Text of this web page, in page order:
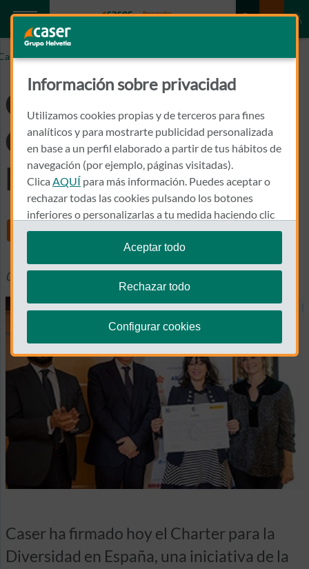
Caser se adhiere al Charter de la Diversidad
Caser se adhiere al
Charter de la
Diversidad
Share
04 abril 2019
Caser ha firmado hoy el Charter para la
Diversidad en España, una iniciativa de la
Información sobre privacidad
Utilizamos cookies propias y de terceros para fines
analíticos y para mostrarte publicidad personalizada
en base a un perfil elaborado a partir de tus hábitos de
navegación (por ejemplo, páginas visitadas).
Clica AQUÍ para más información. Puedes aceptar o
rechazar todas las cookies pulsando los botones
inferiores o personalizarlas a tu medida haciendo clic
en"configurar cookies".
Te recordamos que puedes modificar tus ajustes de
cookies en cualquier momento en la sección
Aceptar todo
Rechazar todo
Configurar cookies